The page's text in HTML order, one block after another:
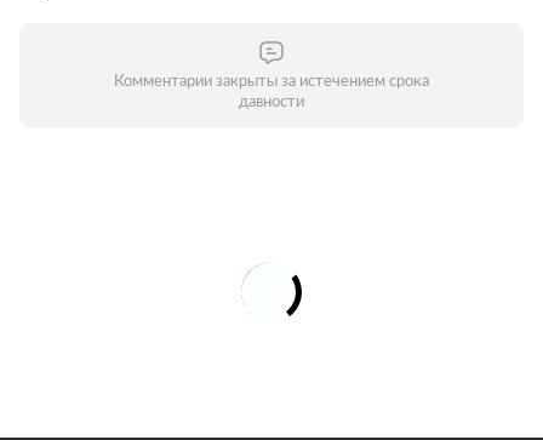
Комментарии закрыты за истечением срока
давности